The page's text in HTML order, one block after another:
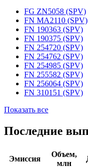
FG ZN5058 (SPV)
FN MA2110 (SPV)
FN 190363 (SPV)
FN 190375 (SPV)
FN 254720 (SPV)
FN 254762 (SPV)
FN 254985 (SPV)
FN 255582 (SPV)
FN 256064 (SPV)
FN 310151 (SPV)
Показать все
Последние
Эмиссия
Объем,
млн